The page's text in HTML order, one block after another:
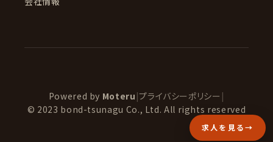
求人を見る →
Powered by Moteru |プライバシーポリシー |
© 2023 bond-tsunagu Co., Ltd. All rights reserved